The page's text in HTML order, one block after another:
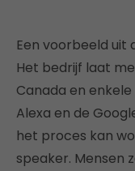
Een voorbeeld uit
Het bedrijf laat
Canada en
Alexa en de
het proces kan
speaker. Mensen